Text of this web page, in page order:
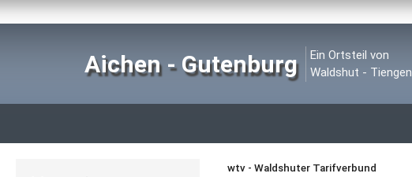
Aichen - Gutenburg
Ein Ortsteil von
Waldshut - Tiengen
wtv - Waldshuter Tarifverbund